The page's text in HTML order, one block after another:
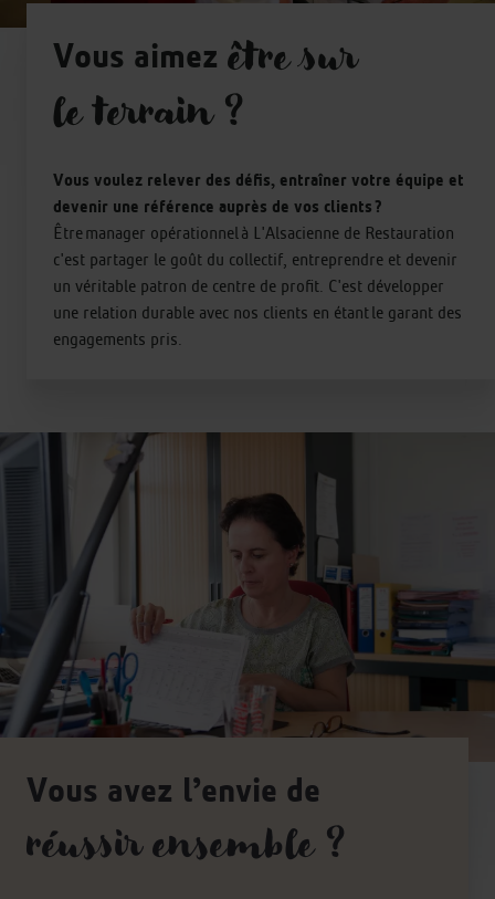
Vous aimez être sur
le terrain ?
Vous voulez relever des défis, entraîner votre équipe et
devenir une référence auprès de vos clients ?
Être manager opérationnel à L'Alsacienne de Restauration
c'est partager le goût du collectif, entreprendre et devenir
un véritable patron de centre de profit. C'est développer
une relation durable avec nos clients en étant le garant des
engagements pris.
Vous avez l’envie de
réussir ensemble ?